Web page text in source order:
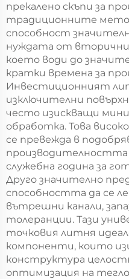
прекалено скъпи за
традиционните
способност
нуждата от вторични
което води до
кратки времена за
Инвестиционният
изключителни
често изискващи
обработка. Това
се превежда в
производителността
служебна година за
Друго значително
способността да се
вътрешни канали,
толеранции. Тази
точковия литня
компоненти, които
конструктура
оптимизация на